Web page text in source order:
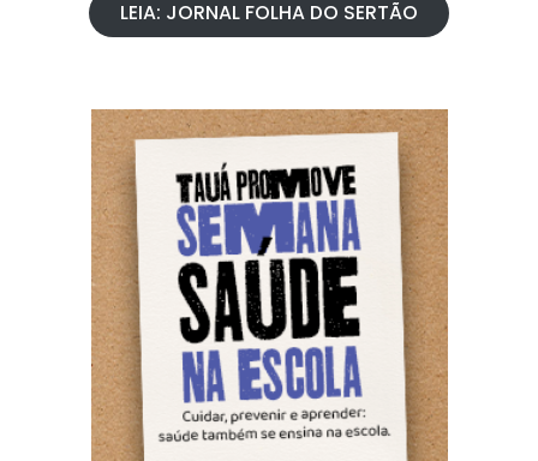
LEIA: JORNAL FOLHA DO SERTÃO